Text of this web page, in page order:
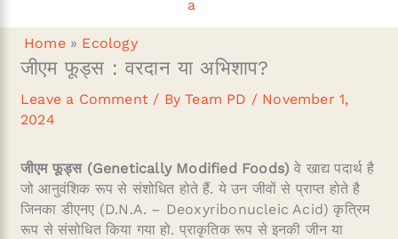
Home» Ecology
जीएम फूड्स : वरदान या अभिशाप?
Leave a Comment / ByTeam PD / November 1,
2024
जीएम फूड्स (Genetically Modified Foods) वे खाद्य पदार्थ है
जो आनुवंशिक रूप से संशोधित होते हैं. ये उन जीवों से प्राप्त होते है
जिनका डीएनए (D.N.A. – Deoxyribonucleic Acid) कृत्रिम
रूप से संसोधित किया गया हो. प्राकृतिक रूप से इनकी जीन या